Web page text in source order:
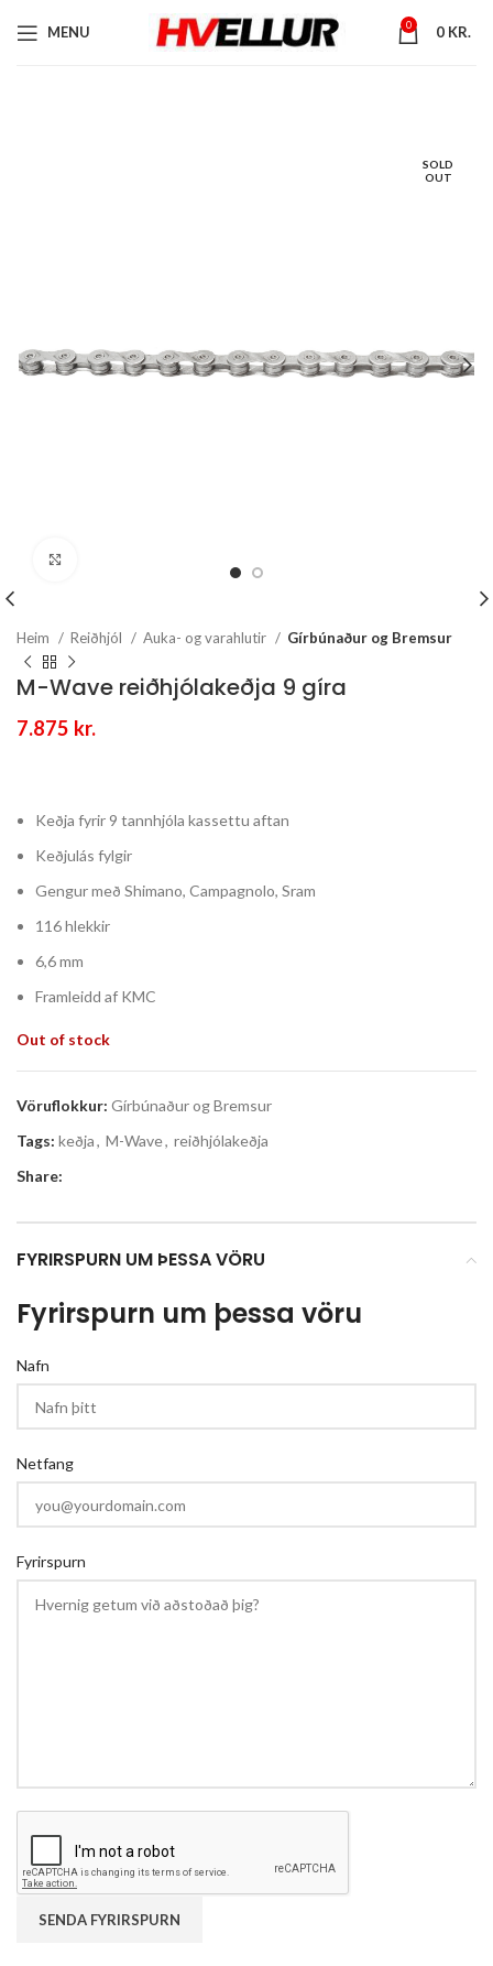
MENU 0 0 KR.
SOLD
OUT
Heim Reiðhjól Auka- og varahlutir Gírbúnaður og Bremsur
M-Wave reiðhjólakeðja 9 gíra
7.875 kr.
Keðja fyrir 9 tannhjóla kassettu aftan
Keðjulás fylgir
Gengur með Shimano, Campagnolo, Sram
116 hlekkir
6,6 mm
Framleidd af KMC
Out of stock
Vöruflokkur: Gírbúnaður og Bremsur
Tags: keðja, M-Wave, reiðhjólakeðja
Share:
FYRIRSPURN UM ÞESSA VÖRU
Fyrirspurn um þessa vöru
Nafn
Netfang
Fyrirspurn